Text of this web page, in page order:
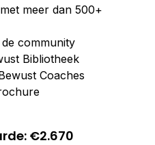
meer dan 500+
de community
Bibliotheek
Coaches
€2.670